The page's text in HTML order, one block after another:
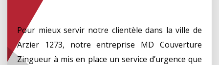
Pour mieux servir notre clientèle dans la ville de
Arzier 1273, notre entreprise MD Couverture
Zingueur à mis en place un service d’urgence que